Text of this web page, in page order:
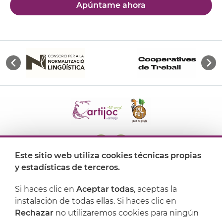
Apúntame ahora
Dónde encontrarnos
Artijoc
Soporte
Este sitio web utiliza cookies técnicas propias
y estadísticas de terceros.
Si haces clic en Aceptar todas, aceptas la
instalación de todas ellas. Si haces clic en
Rechazar no utilizaremos cookies para ningún